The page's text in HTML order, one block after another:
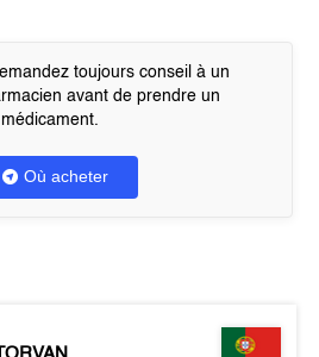
toujours conseil à un
avant de prendre un
médicament.
Où acheter